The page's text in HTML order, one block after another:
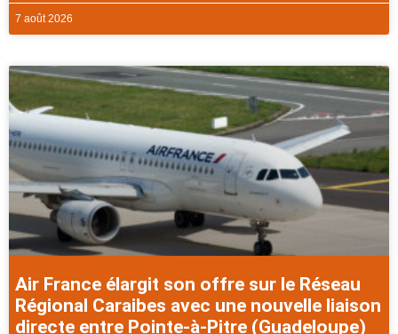
7 août 2026
Air France élargit son offre sur le Réseau
Régional Caraibes avec une nouvelle liaison
directe entre Pointe-à-Pitre (Guadeloupe)